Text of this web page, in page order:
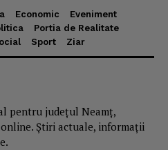
Economic
Eveniment
Portia de Realitate
Sport Ziar
pentru județul Neamț,
Știri actuale, informații